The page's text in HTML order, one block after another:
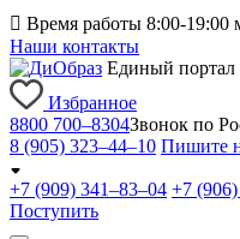
 Время работы 8:00-19:00
Наши контакты
Единый портал
Избранное
8800 700–8304Звонок по
8 (905) 323–44–10 Пишите
+7 (909) 341–83–04 +7
Поступить